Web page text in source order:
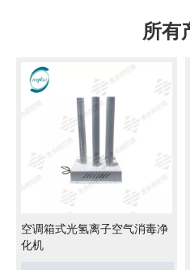
所有
空调箱式光氢离子空气消毒净
化机